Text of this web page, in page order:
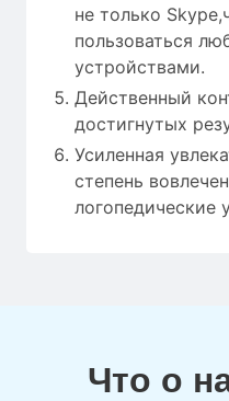
не только
пользоваться
устройствами.
Действенный
достигнутых
Усиленная
степень
логопедические
Что о